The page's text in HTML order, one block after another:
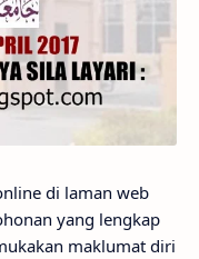
di laman web
yang lengkap
maklumat diri